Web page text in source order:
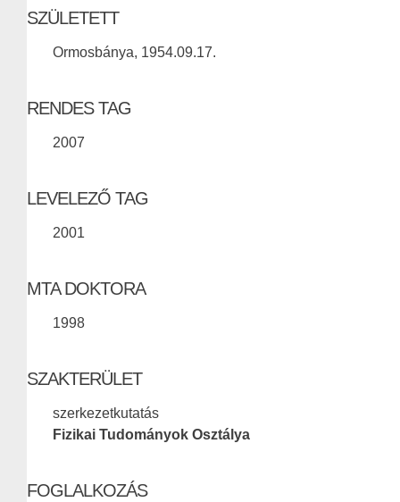
SZÜLETETT
Ormosbánya, 1954.09.17.
RENDES TAG
2007
LEVELEZŐ TAG
2001
MTA DOKTORA
1998
SZAKTERÜLET
szerkezetkutatás
Fizikai Tudományok Osztálya
FOGLALKOZÁS